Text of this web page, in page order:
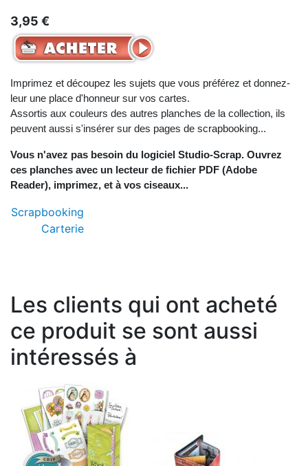
3,95 €
Imprimez et découpez les sujets que vous préférez et donnez-
leur une place d'honneur sur vos cartes.
Assortis aux couleurs des autres planches de la collection, ils
peuvent aussi s'insérer sur des pages de scrapbooking...
Vous n'avez pas besoin du logiciel Studio-Scrap. Ouvrez
ces planches avec un lecteur de fichier PDF (Adobe
Reader), imprimez, et à vos ciseaux...
Scrapbooking
Carterie
Les clients qui ont acheté
ce produit se sont aussi
intéressés à